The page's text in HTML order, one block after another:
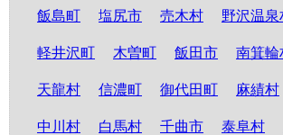
飯島町 塩尻市 売木村 野沢温泉
軽井沢町 木曽町 飯田市 南箕輪
天龍村 信濃町 御代田町 麻績村
中川村 白馬村 千曲市 泰阜村